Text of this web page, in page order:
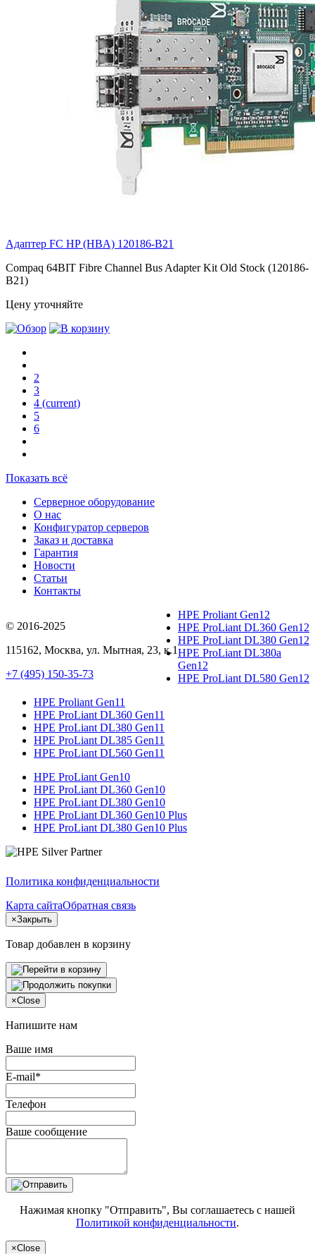
Адаптер FC HP (HBA) 120186-B21
Compaq 64BIT Fibre Channel Bus Adapter Kit Old Stock (120186-
B21)
Цену уточняйте
2
3
4 (current)
5
6
Показать всё
Серверное оборудование
О нас
Конфигуратор серверов
Заказ и доставка
Гарантия
Новости
Статьи
Контакты
© 2016-2025
115162, Москва, ул. Мытная, 23, к.1
+7 (495) 150-35-73
HPE Proliant Gen12
HPE ProLiant DL360 Gen12
HPE ProLiant DL380 Gen12
HPE ProLiant DL380a
Gen12
HPE ProLiant DL580 Gen12
HPE Proliant Gen11
HPE ProLiant DL360 Gen11
HPE ProLiant DL380 Gen11
HPE ProLiant DL385 Gen11
HPE ProLiant DL560 Gen11
HPE ProLiant Gen10
HPE ProLiant DL360 Gen10
HPE ProLiant DL380 Gen10
HPE ProLiant DL360 Gen10 Plus
HPE ProLiant DL380 Gen10 Plus
Политика конфиденциальности
Карта сайтаОбратная связь
×Закрыть
Товар добавлен в корзину
×Close
Напишите нам
Ваше имя
E-mail*
Телефон
Ваше сообщение
Нажимая кнопку "Отправить", Вы соглашаетесь с нашей
Политикой конфиденциальности.
×Close